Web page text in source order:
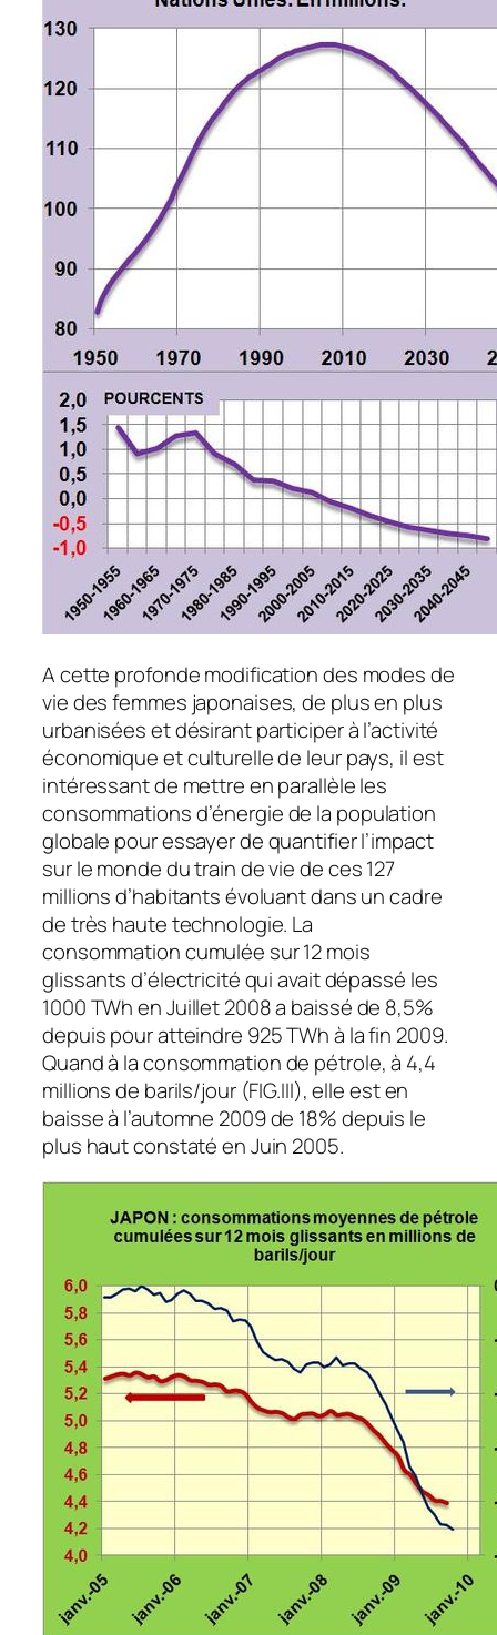
A cette profonde modification des modes de
vie des femmes japonaises, de plus en plus
urbanisées et désirant participer à l’activité
économique et culturelle de leur pays, il est
intéressant de mettre en parallèle les
consommations d’énergie de la population
globale pour essayer de quantifier l’impact
sur le monde du train de vie de ces 127
millions d’habitants évoluant dans un cadre
de très haute technologie. La
consommation cumulée sur 12 mois
glissants d’électricité qui avait dépassé les
1000 TWh en Juillet 2008 a baissé de 8,5%
depuis pour atteindre 925 TWh à la fin 2009.
Quand à la consommation de pétrole, à 4,4
millions de barils/jour (FIG.III), elle est en
baisse à l’automne 2009 de 18% depuis le
plus haut constaté en Juin 2005.